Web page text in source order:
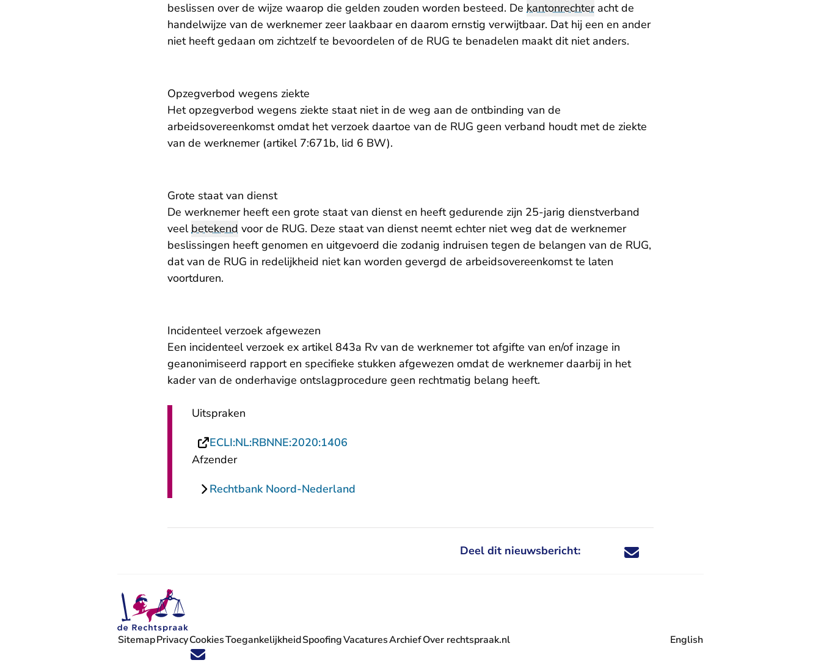
beslissen over de wijze waarop die gelden zouden worden besteed. De kantonrechteracht de
handelwijze van de werknemer zeer laakbaar en daarom ernstig verwijtbaar. Dat hij een en ander
niet heeft gedaan om zichtzelf te bevoordelen of de RUG te benadelen maakt dit niet anders.
Opzegverbod wegens ziekte
Het opzegverbod wegens ziekte staat niet in de weg aan de ontbinding van de
arbeidsovereenkomst omdat het verzoek daartoe van de RUG geen verband houdt met de ziekte
van de werknemer (artikel 7:671b, lid 6 BW).
Grote staat van dienst
De werknemer heeft een grote staat van dienst en heeft gedurende zijn 25-jarig dienstverband
veelbetekend voor de RUG. Deze staat van dienst neemt echter niet weg dat de werknemer
beslissingen heeft genomen en uitgevoerd die zodanig indruisen tegen de belangen van de RUG,
dat van de RUG in redelijkheid niet kan worden gevergd de arbeidsovereenkomst te laten
voortduren.
Incidenteel verzoek afgewezen
Een incidenteel verzoek ex artikel 843a Rv van de werknemer tot afgifte van en/of inzage in
geanonimiseerd rapport en specifieke stukken afgewezen omdat de werknemer daarbij in het
kader van de onderhavige ontslagprocedure geen rechtmatig belang heeft.
Uitspraken
ECLI:NL:RBNNE:2020:1406
Afzender
Rechtbank Noord-Nederland
Deel dit nieuwsbericht: Deel dit nieuwsbericht via X - U verlaat
Deel dit nieuwsbericht via Facebook - U
Deel dit nieuwsbericht via e-mail
Deel dit nieuwsbericht via LinkedIn - U
Volg ons op X (Twitter) - U verlaat Rechtspraak.nl
Volg ons op Facebook - U verlaat Rechtspraak.nl
Volg ons op Instagram - U verlaat Rechtspraak.nl
Volg ons op Youtube - U verlaat Rechtspraak.nl
Volg ons op LinkedIn - U verlaat Rechtspraak.nl
'Blijf op de hoogte' nieuwsbrief - U verlaat Rechtspraak.nl
SitemapPrivacyCookiesToegankelijkheidSpoofingVacatures
- U verlaat Rechtspraak.nl
ArchiefOver rechtspraak.nl English